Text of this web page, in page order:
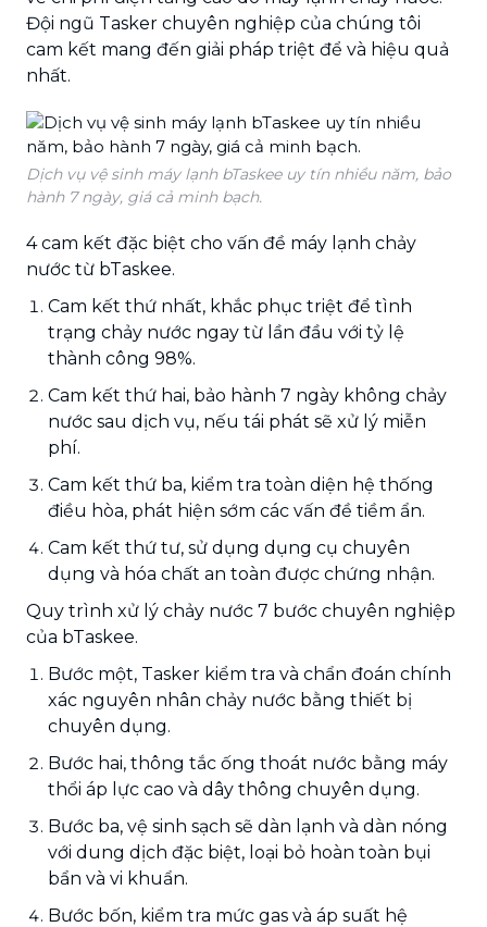
Đội ngũ Tasker chuyên nghiệp của chúng tôi
cam kết mang đến giải pháp triệt để và hiệu quả
nhất.
Dịch vụ vệ sinh máy lạnh bTaskee uy tín nhiều năm, bảo
hành 7 ngày, giá cả minh bạch.
4 cam kết đặc biệt cho vấn đề máy lạnh chảy
nước từ bTaskee.
Cam kết thứ nhất, khắc phục triệt để tình
trạng chảy nước ngay từ lần đầu với tỷ lệ
thành công 98%.
Cam kết thứ hai, bảo hành 7 ngày không chảy
nước sau dịch vụ, nếu tái phát sẽ xử lý miễn
phí.
Cam kết thứ ba, kiểm tra toàn diện hệ thống
điều hòa, phát hiện sớm các vấn đề tiềm ẩn.
Cam kết thứ tư, sử dụng dụng cụ chuyên
dụng và hóa chất an toàn được chứng nhận.
Quy trình xử lý chảy nước 7 bước chuyên nghiệp
của bTaskee.
Bước một, Tasker kiểm tra và chẩn đoán chính
xác nguyên nhân chảy nước bằng thiết bị
chuyên dụng.
Bước hai, thông tắc ống thoát nước bằng máy
thổi áp lực cao và dây thông chuyên dụng.
Bước ba, vệ sinh sạch sẽ dàn lạnh và dàn nóng
với dung dịch đặc biệt, loại bỏ hoàn toàn bụi
bẩn và vi khuẩn.
Bước bốn, kiểm tra mức gas và áp suất hệ